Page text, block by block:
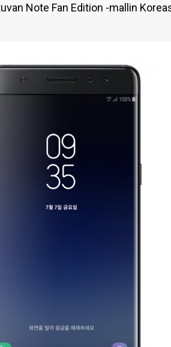
Note Fan Edition -mallin